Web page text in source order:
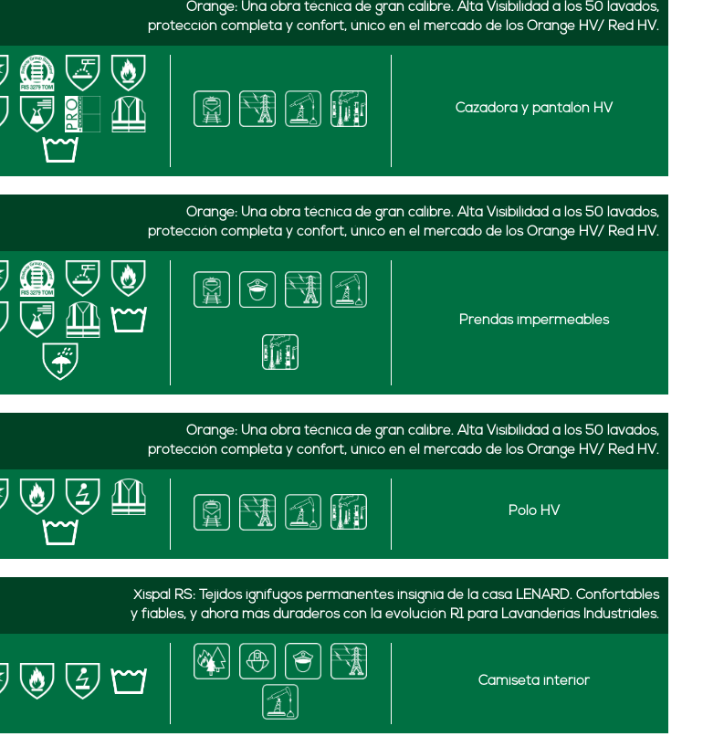
Orange: Una obra técnica de gran calibre. Alta Visibilidad a los 50 lavados,
protección completa y confort, único en el mercado de los Orange HV/ Red HV.
Cazadora y pantalón HV
Orange: Una obra técnica de gran calibre. Alta Visibilidad a los 50 lavados,
protección completa y confort, único en el mercado de los Orange HV/ Red HV.
Prendas impermeables
Orange: Una obra técnica de gran calibre. Alta Visibilidad a los 50 lavados,
protección completa y confort, único en el mercado de los Orange HV/ Red HV.
Polo HV
Xispal RS: Tejidos ignífugos permanentes insignia de la casa LENARD. Confortables
y fiables, y ahora más duraderos con la evolución R1 para Lavanderías Industriales.
Camiseta interior